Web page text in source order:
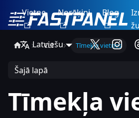
Vietne Norēķini Blog
Latviešu
CLI Tīmekļa vietnes
Šajā lapā
Tīmekļa